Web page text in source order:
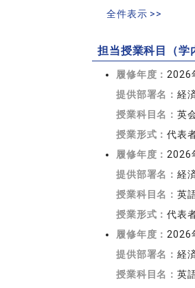
全件表示 >>
担当授業科目（学
履修年度： 2026
提供部署名：経
授業科目名：英
授業形式：代表
履修年度： 2026
提供部署名：経
授業科目名：英
授業形式：代表
履修年度： 2026
提供部署名：経
授業科目名：英